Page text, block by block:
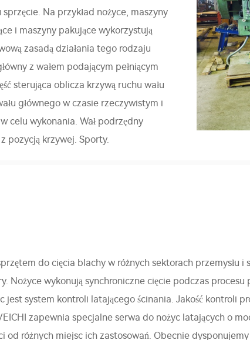
Na przykład nożyce, maszyny
i maszyny pakujące wykorzystują
zasadą działania tego rodzaju
z wałem podającym pełniącym
sterująca oblicza krzywą ruchu wału
głównego w czasie rzeczywistym i
celu wykonania. Wał podrzędny
pozycją krzywej. Sporty.
do cięcia blachy w różnych sektorach przemysłu
Nożyce wykonują synchroniczne cięcie podczas
jest system kontroli latającego ścinania. Jakość kontroli
zapewnia specjalne serwa do nożyc latających o
od różnych miejsc ich zastosowań. Obecnie